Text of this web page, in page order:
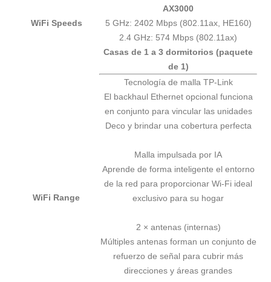
WiFi Speeds
AX3000
5 GHz: 2402 Mbps (802.11ax, HE160)
2.4 GHz: 574 Mbps (802.11ax)
WiFi Range
Casas de 1 a 3 dormitorios (paquete
de 1)
Tecnología de malla TP-Link
El backhaul Ethernet opcional funciona
en conjunto para vincular las unidades
Deco y brindar una cobertura perfecta
Malla impulsada por IA
Aprende de forma inteligente el entorno
de la red para proporcionar Wi-Fi ideal
exclusivo para su hogar
2 × antenas (internas)
Múltiples antenas forman un conjunto de
refuerzo de señal para cubrir más
direcciones y áreas grandes